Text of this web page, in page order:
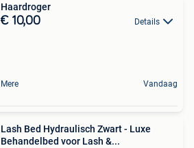
Haardroger
€ 10,00 Details
Mere Vandaag
Lash Bed Hydraulisch Zwart - Luxe
Behandelbed voor Lash &...